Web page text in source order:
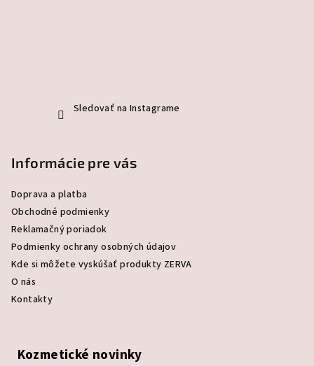
Sledovať na Instagrame
Informácie pre vás
Doprava a platba
Obchodné podmienky
Reklamačný poriadok
Podmienky ochrany osobných údajov
Kde si môžete vyskúšať produkty ZERVA
O nás
Kontakty
Kozmetické novinky